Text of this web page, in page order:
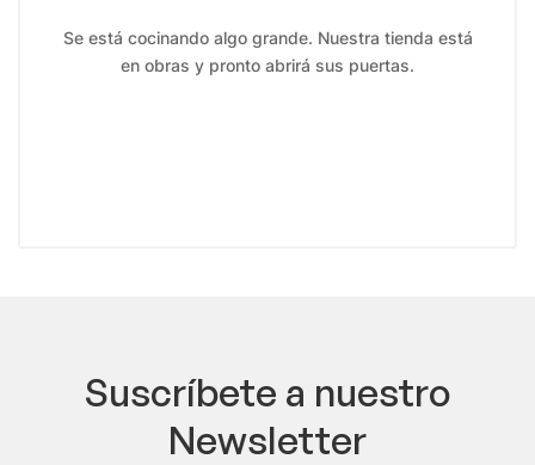
Se está cocinando algo grande. Nuestra tienda está
en obras y pronto abrirá sus puertas.
Suscríbete a nuestro
Newsletter